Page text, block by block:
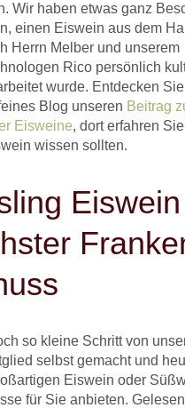
Wir haben etwas ganz
einen Eiswein aus dem
Herrn Melber und unserem
Rico persönlich
wurde. Entdecken
Blog unseren Beitrag
Eisweine, dort erfahren
wissen sollten.
so kleine Schritt von
selbst gemacht und
Eiswein oder
für Sie anbieten.